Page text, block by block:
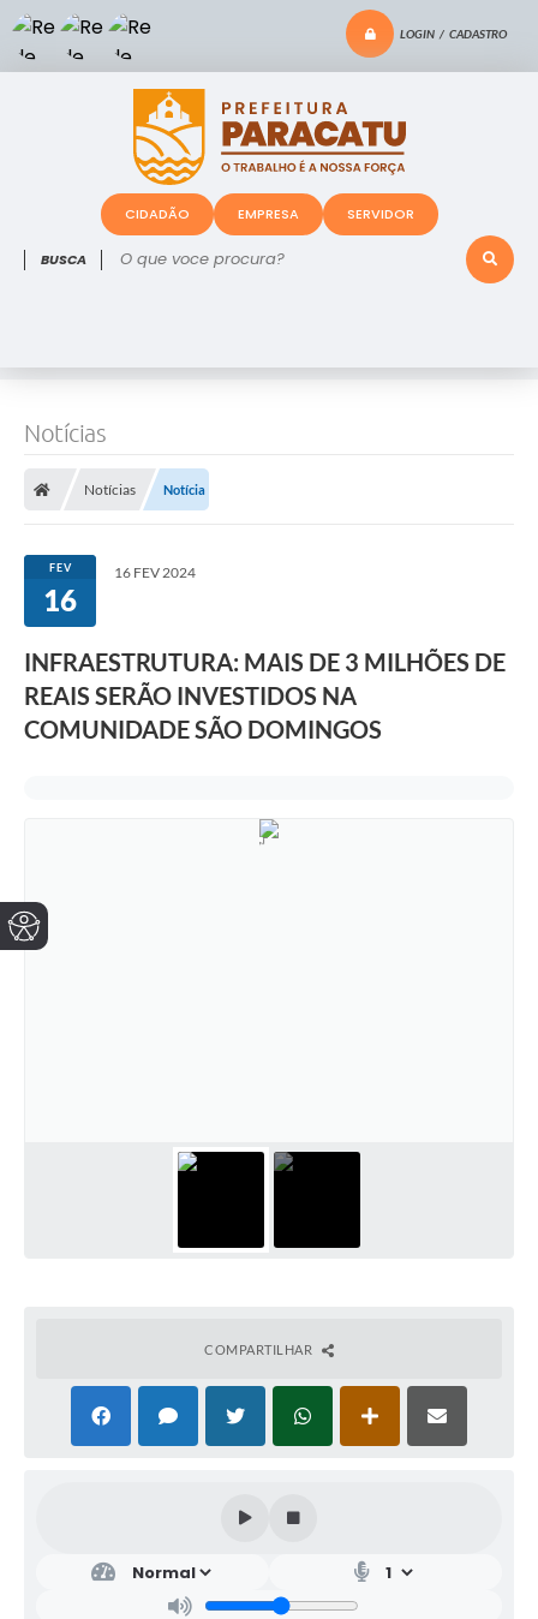
LOGIN / CADASTRO
O que voce procura?
CIDADÃO EMPRESA SERVIDOR
Notícias
Notícias Notícia
FEV
16
16 FEV 2024
INFRAESTRUTURA: MAIS DE 3 MILHÕES DE
REAIS SERÃO INVESTIDOS NA
COMUNIDADE SÃO DOMINGOS
COMPARTILHAR